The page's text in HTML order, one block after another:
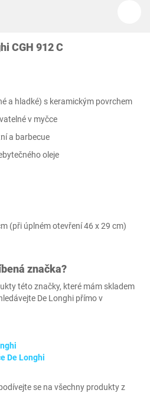
CGH 912 C
a hladké) s keramickým povrchem
v myčce
a barbecue
oleje
(při úplném otevření 46 x 29 cm)
značka?
této značky, které mám skladem
De Longhi přímo v
De Longhi
se na všechny produkty z